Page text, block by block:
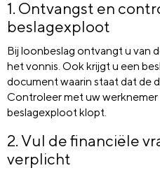
1. Ontvangst en
beslagexploot
Bij loonbeslag ontvangt u van
het vonnis. Ook krijgt u een
document waarin staat dat de
Controleer met uw
beslagexploot klopt.
2. Vul de financiële
verplicht